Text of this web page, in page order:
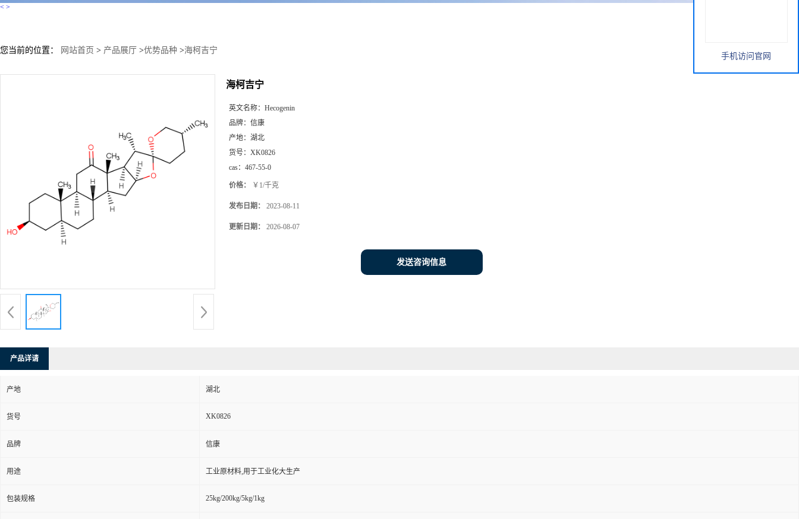
< >
您当前的位置： 网站首页 > 产品展厅 >优势品种 >海柯吉宁
海柯吉宁
英文名称： Hecogenin
品牌： 信康
产地： 湖北
货号： XK0826
cas： 467-55-0
价格： ￥1/千克
发布日期： 2023-08-11
更新日期： 2026-08-07
发送咨询信息
产品详请
产地 湖北
货号 XK0826
品牌 信康
用途 工业原材料,用于工业化大生产
包装规格 25kg/200kg/5kg/1kg
手机访问官网